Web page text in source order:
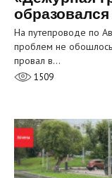
На путепроводе по
проблем не
провал в…
1509